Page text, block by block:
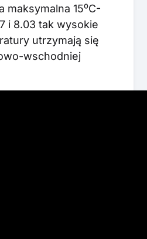
maksymalna 15⁰C-
i 8.03 tak wysokie
utrzymają się
wschodniej